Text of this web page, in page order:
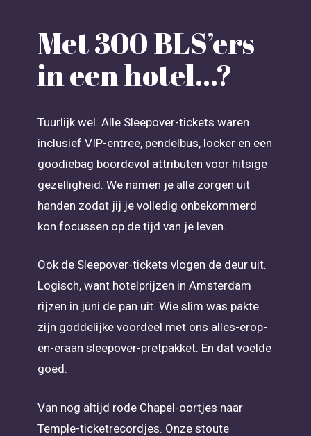
Met 300 BLS’ers
in een hotel…?
Tuurlijk wel. Alle Sleepover-tickets waren
inclusief VIP-entree, pendelbus, locker en een
goodiebag boordevol attributen voor hitsige
gezelligheid. We namen je alle zorgen uit
handen zodat jij je volledig onbekommerd
kon focussen op de tijd van je leven.
Ook de Sleepover-tickets vlogen de deur uit.
Logisch, want hotelprijzen in Amsterdam
rijzen in juni de pan uit. Wie slim was pakte
zijn goddelijke voordeel met ons alles-erop-
en-eraan sleepover-pretpakket. En dat voelde
goed.
Van nog altijd rode Chapel-oortjes naar
Temple-ticketrecordjes. Onze stoute